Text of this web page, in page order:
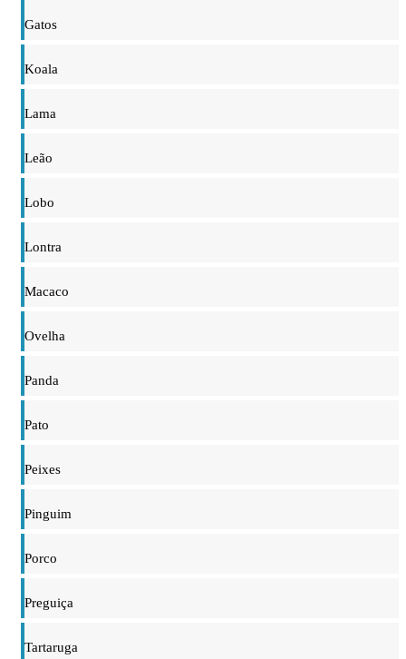
Gatos
Koala
Lama
Leão
Lobo
Lontra
Macaco
Ovelha
Panda
Pato
Peixes
Pinguim
Porco
Preguiça
Tartaruga